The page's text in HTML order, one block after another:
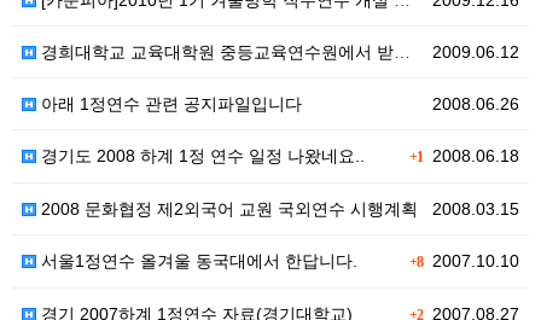
2009.06.12
경희대학교 교육대학원 중등교육연수원에서 받은 자료입니다…
2008.06.26
아래 1정연수 관련 공지파일입니다
+1 2008.06.18
경기도 2008 하계 1정 연수 일정 나왔네요..
2008.03.15
2008 문화협정 제2외국어 교원 국외연수 시행계획
+82007.10.10
서울1정연수 올겨울 동국대에서 한답니다.
+22007.08.27
경기 2007하계 1정연수 자료(경기대학교)